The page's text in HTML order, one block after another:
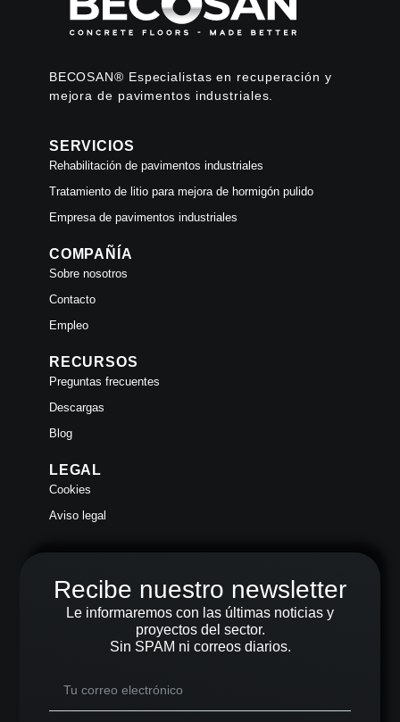
BECOSAN® Especialistas en recuperación y
mejora de pavimentos industriales.
SERVICIOS
Rehabilitación de pavimentos industriales
Tratamiento de litio para mejora de hormigón pulido
Empresa de pavimentos industriales
COMPAÑÍA
Sobre nosotros
Contacto
Empleo
RECURSOS
Preguntas frecuentes
Descargas
Blog
LEGAL
Cookies
Aviso legal
Recibe nuestro newsletter
Le informaremos con las últimas noticias y
proyectos del sector.
Sin SPAM ni correos diarios.